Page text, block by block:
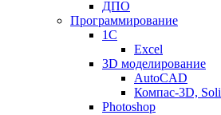
ДПО
Программирование
1С
Excel
3D моделирование
AutoCAD
Компас-3D,
Photoshop